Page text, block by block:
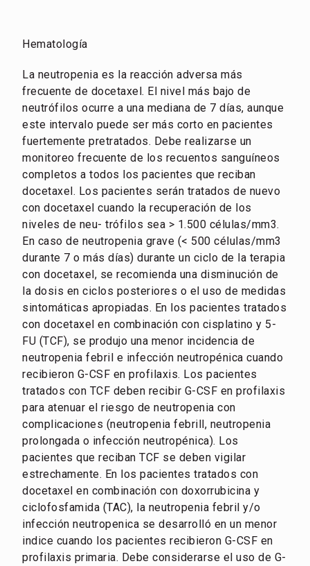
Hematología
La neutropenia es la reacción adversa más
frecuente de docetaxel. El nivel más bajo de
neutrófilos ocurre a una mediana de 7 días, aunque
este intervalo puede ser más corto en pacientes
fuertemente pretratados. Debe realizarse un
monitoreo frecuente de los recuentos sanguíneos
completos a todos los pacientes que reciban
docetaxel. Los pacientes serán tratados de nuevo
con docetaxel cuando la recuperación de los
niveles de neu- trófilos sea > 1.500 células/mm3.
En caso de neutropenia grave (< 500 células/mm3
durante 7 o más días) durante un ciclo de la terapia
con docetaxel, se recomienda una disminución de
la dosis en ciclos posteriores o el uso de medidas
sintomáticas apropiadas. En los pacientes tratados
con docetaxel en combinación con cisplatino y 5-
FU (TCF), se produjo una menor incidencia de
neutropenia febril e infección neutropénica cuando
recibieron G-CSF en profilaxis. Los pacientes
tratados con TCF deben recibir G-CSF en profilaxis
para atenuar el riesgo de neutropenia con
complicaciones (neutropenia febrill, neutropenia
prolongada o infección neutropénica). Los
pacientes que reciban TCF se deben vigilar
estrechamente. En los pacientes tratados con
docetaxel en combinación con doxorrubicina y
ciclofosfamida (TAC), la neutropenia febril y/o
infección neutropenica se desarrolló en un menor
indice cuando los pacientes recibieron G-CSF en
profilaxis primaria. Debe considerarse el uso de G-